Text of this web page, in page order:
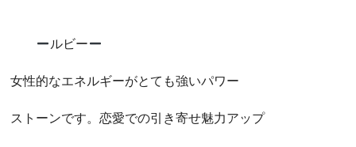
ルビー
女性的なエネルギーがとても強いパワー
ストーンです。恋愛での引き寄せ魅力アップ